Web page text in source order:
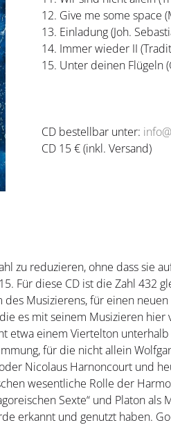
12. Give me some space
13. Einladung (Joh.
14. Immer wieder II
15. Unter deinen Flügeln
CD bestellbar unter:
CD 15 € (inkl. Versand)
zu reduzieren, ohne dass sie
Für diese CD ist die Zahl 432
Musizierens, für einen
es mit seinem Musizieren
etwa einem Viertelton
für die nicht allein
Nicolaus Harnoncourt und
wesentliche Rolle der
Sexte“ und Platon als
erkannt und genutzt haben.